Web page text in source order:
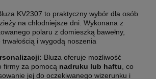
KV2307 to praktyczny wybór dla osób
na chłodniejsze dni. Wykonana z
polaru z domieszką bawełny,
i wygodą noszenia
: Bluza oferuje możliwość
firmy za pomocą nadruku lub haftu, co
jej do oczekiwanego wizerunku i